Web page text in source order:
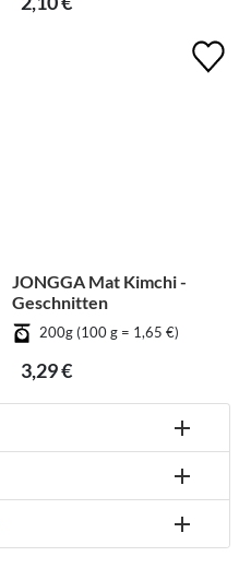
JONGGA Mat Kimchi -
Geschnitten
200g (100 g = 1,65 €)
3,29 €